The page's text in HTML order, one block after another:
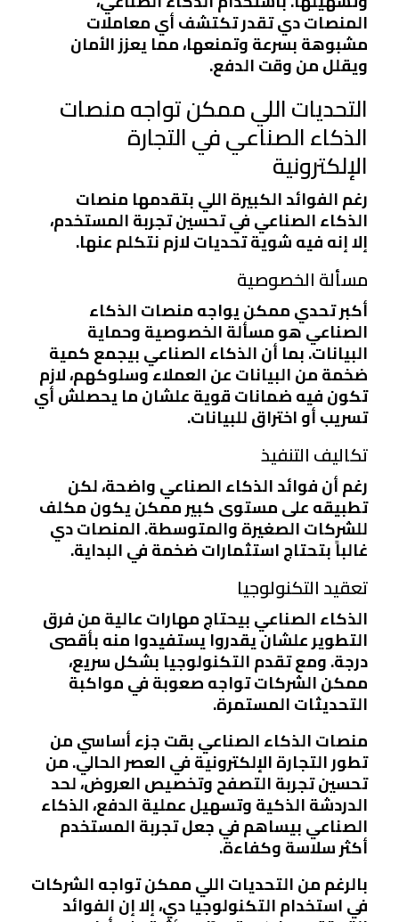
المنصات دي تقدر تكتشف أي معاملات
مشبوهة بسرعة وتمنعها، مما يعزز الأمان
ويقلل من وقت الدفع.
التحديات اللي ممكن تواجه منصات
الذكاء الصناعي في التجارة
الإلكترونية
رغم الفوائد الكبيرة اللي بتقدمها منصات
الذكاء الصناعي في تحسين تجربة المستخدم،
إلا إنه فيه شوية تحديات لازم نتكلم عنها.
مسألة الخصوصية
أكبر تحدي ممكن يواجه منصات الذكاء
الصناعي هو مسألةالخصوصية وحماية
البيانات. بما أن الذكاء الصناعي بيجمع كمية
ضخمة من البيانات عن العملاء وسلوكهم، لازم
تكون فيه ضمانات قوية علشان ما يحصلش أي
تسريب أو اختراق للبيانات.
تكاليف التنفيذ
رغم أن فوائد الذكاء الصناعي واضحة، لكن
تطبيقه على مستوى كبير ممكن يكون مكلف
للشركات الصغيرة والمتوسطة. المنصات دي
غالباً بتحتاج استثمارات ضخمة في البداية.
تعقيد التكنولوجيا
الذكاء الصناعي بيحتاج مهارات عالية من فرق
التطوير علشان يقدروا يستفيدوا منه بأقصى
درجة. ومع تقدم التكنولوجيا بشكل سريع،
ممكن الشركات تواجه صعوبة في مواكبة
التحديثات المستمرة.
منصات الذكاء الصناعي بقت جزء أساسي من
تطور التجارة الإلكترونية في العصر الحالي. من
تحسين تجربة التصفح وتخصيص العروض، لحد
الدردشة الذكية وتسهيل عملية الدفع، الذكاء
الصناعي بيساهم في جعل تجربة المستخدم
أكثر سلاسة وكفاءة.
بالرغم من التحديات اللي ممكن تواجه الشركات
في استخدام التكنولوجيا دي، إلا إن الفوائد